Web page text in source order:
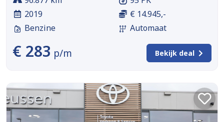
2019
Benzine
€ 14.945,-
Automaat
€ 283 p/m Bekijk deal